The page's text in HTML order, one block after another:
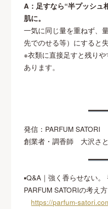
A：足すなら“半プッシュ
肌に。
一気に同じ量を重ねず、
先でのせる等）にすると
※衣類に直接足すと残り
あります。
発信：PARFUM SATORI
創業者・調香師 大沢さ
▪Q&A｜強く香らせない。
PARFUM SATORIの考え方
https://parfum-